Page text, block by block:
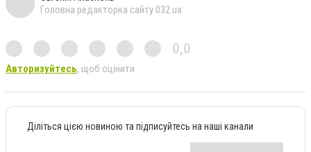
Головна редакторка сайту 032.ua
0,0
Авторизуйтесь, щоб оцінити
Діліться цією новиною та підписуйтесь на наші канали